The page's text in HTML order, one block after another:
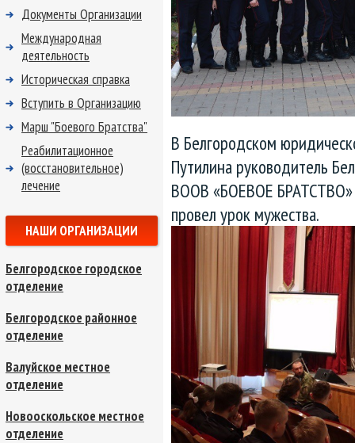
В Белгородском
Путилина руководитель
ВООВ «БОЕВОЕ БРАТСТВО»
провел урок мужества.
Документы Организации
Международная
деятельность
Историческая справка
Вступить в Организацию
Марш "Боевого Братства"
Реабилитационное
(восстановительное)
лечение
НАШИ ОРГАНИЗАЦИИ
Белгородское городское
отделение
Белгородское районное
отделение
Валуйское местное
отделение
Новооскольское местное
отделение